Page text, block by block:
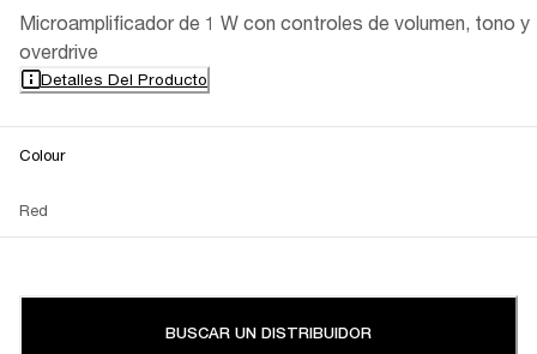
Microamplificador de 1 W con controles de volumen, tono y
overdrive
Detalles Del Producto
Colour
Red
BUSCAR UN DISTRIBUIDOR